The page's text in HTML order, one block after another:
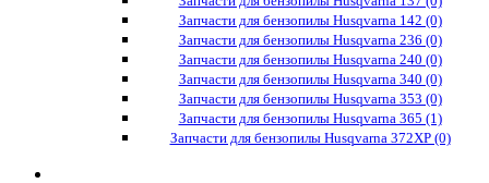
Запчасти для бензопилы Husqvarna 142 (0)
Запчасти для бензопилы Husqvarna 236 (0)
Запчасти для бензопилы Husqvarna 240 (0)
Запчасти для бензопилы Husqvarna 340 (0)
Запчасти для бензопилы Husqvarna 353 (0)
Запчасти для бензопилы Husqvarna 365 (1)
Запчасти для бензопилы Husqvarna 372XP (0)